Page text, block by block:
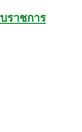
ราชการ